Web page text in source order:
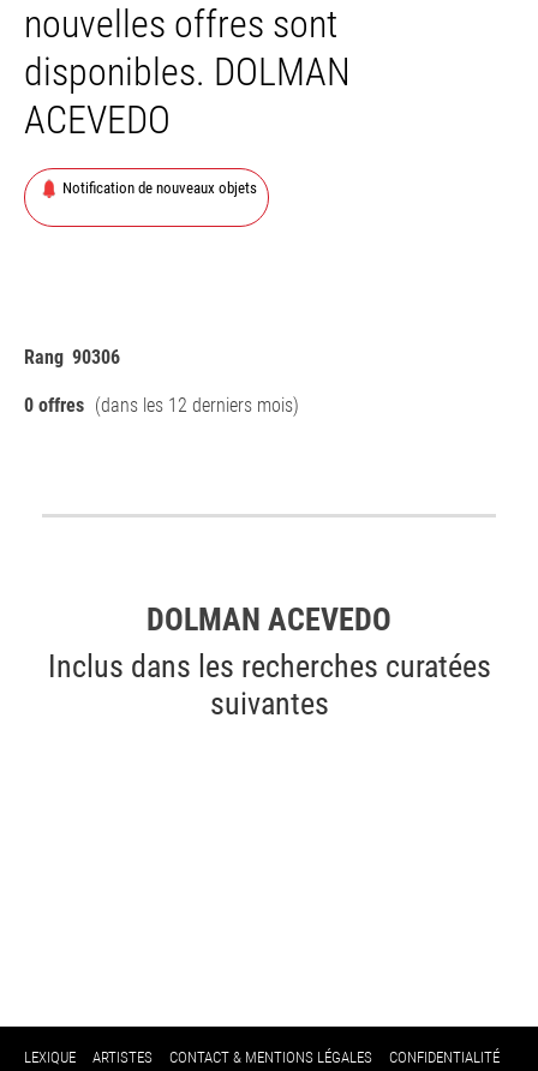
nouvelles offres sont
disponibles. DOLMAN
ACEVEDO
Notification de nouveaux objets
Rang 90306
0 offres (dans les 12 derniers mois)
DOLMAN ACEVEDO
Inclus dans les recherches curatées
suivantes
LEXIQUE ARTISTES CONTACT & MENTIONS LÉGALES CONFIDENTIALITÉ